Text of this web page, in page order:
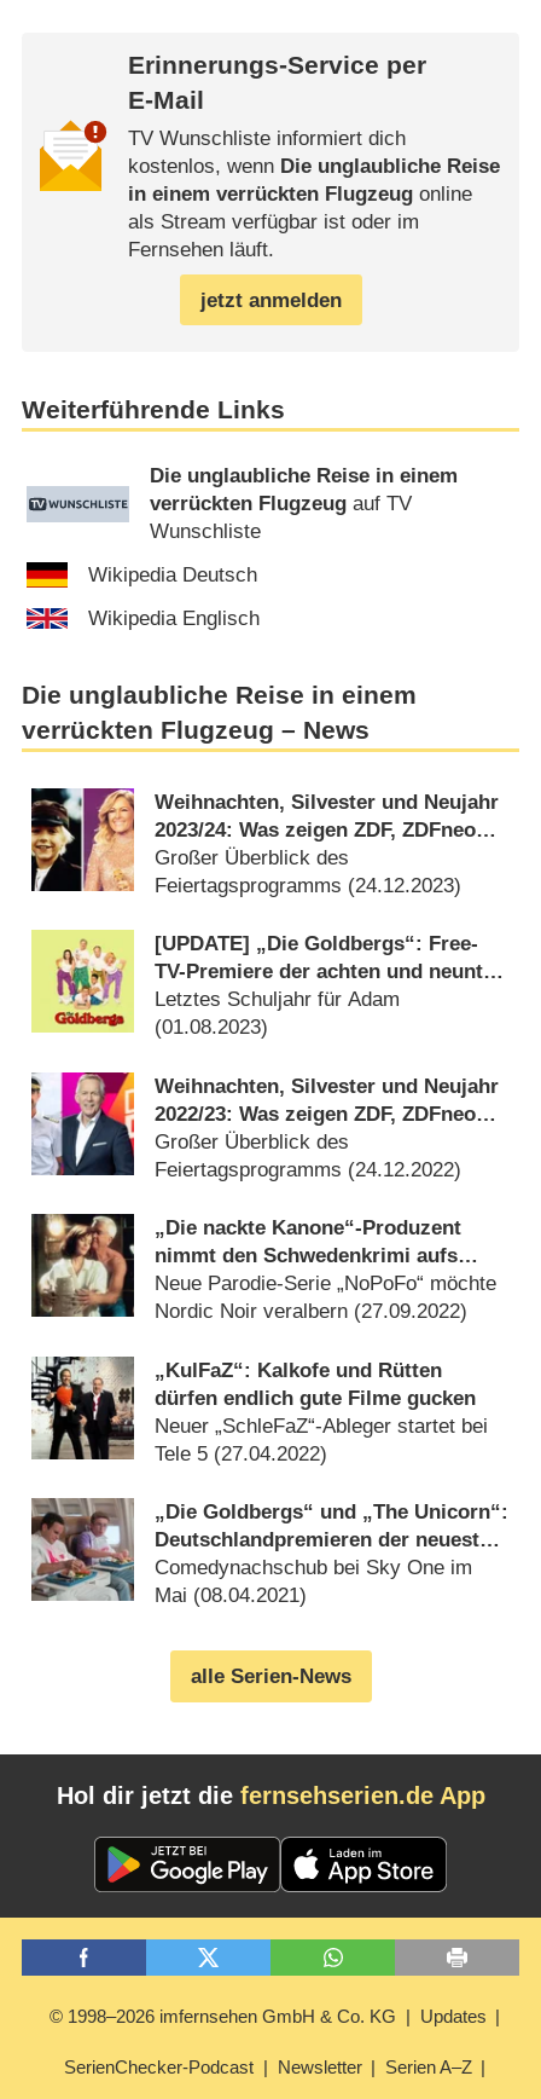
Erinnerungs-Service per
E-Mail
TV Wunschliste informiert dich
kostenlos, wenn Die unglaubliche Reise
in einem verrückten Flugzeugonline
als Stream verfügbar ist oder im
Fernsehen läuft.
jetzt anmelden
Weiterführende Links
Die unglaubliche Reise in einem
verrückten Flugzeug auf TV
Wunschliste
Wikipedia Deutsch
Wikipedia Englisch
Die unglaubliche Reise in einem
verrückten Flugzeug – News
Weihnachten, Silvester und Neujahr
2023/​24: Was zeigen ZDF, ZDFneo
und 3sat?
Großer Überblick des
Feiertagsprogramms (24.12.2023)
[UPDATE] „Die Goldbergs“: Free-
TV-Premiere der achten und neunten
Staffel auf neuem Sender
Letztes Schuljahr für Adam
(01.08.2023)
Weihnachten, Silvester und Neujahr
2022/​23: Was zeigen ZDF, ZDFneo
und 3sat?
Großer Überblick des
Feiertagsprogramms (24.12.2022)
„Die nackte Kanone“-Produzent
nimmt den Schwedenkrimi aufs
Korn
Neue Parodie-Serie „NoPoFo“ möchte
Nordic Noir veralbern (27.09.2022)
„KulFaZ“: Kalkofe und Rütten
dürfen endlich gute Filme gucken
Neuer „SchleFaZ“-Ableger startet bei
Tele 5 (27.04.2022)
„Die Goldbergs“ und „The Unicorn“:
Deutschlandpremieren der neuesten
Staffeln
Comedynachschub bei Sky One im
Mai (08.04.2021)
alle Serien-News
Hol dir jetzt die fernsehserien.de App
© 1998–2026 imfernsehen GmbH & Co. KG Updates
SerienChecker-Podcast Newsletter Serien A–Z